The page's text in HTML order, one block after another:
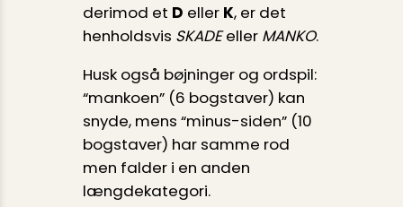
derimod et D eller K, er det
henholdsvis SKADEeller MANKO.
Husk også bøjninger og ordspil:
“mankoen” (6 bogstaver) kan
snyde, mens “minus-siden” (10
bogstaver) har samme rod
men falder i en anden
længdekategori.